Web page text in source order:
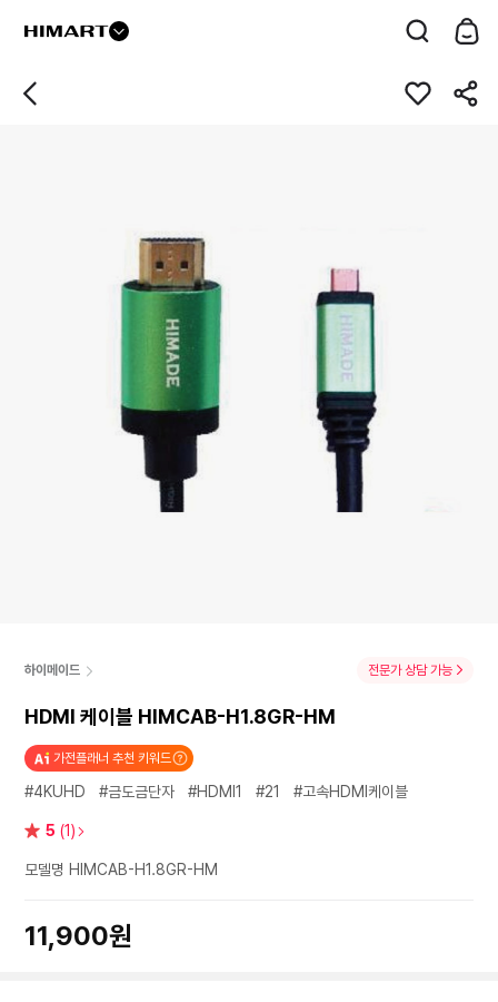
하이메이드 전문가 상담 가능
HDMI 케이블 HIMCAB-H1.8GR-HM
가전플래너 추천 키워드
#4KUHD #금도금단자 #HDMI1 #21 #고속HDMI케이블
별 5 (1)
모델명 HIMCAB-H1.8GR-HM
11,900원